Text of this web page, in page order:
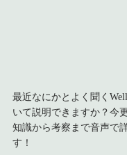
最近なにかとよく聞く
いて説明できますか？今
知識から考察まで音声で
す！